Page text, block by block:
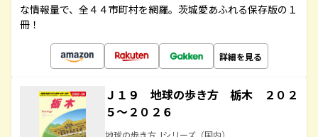
な情報量で、全４４市町村を網羅。茨城愛あふれる保存版の１
冊！
詳細を見る
Ｊ１９ 地球の歩き方 栃木 ２０２
５～２０２６
地球の歩き方 Jシリーズ（国内）